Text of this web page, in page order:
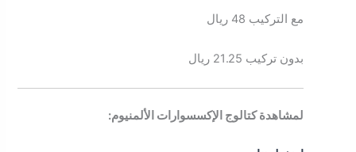
مع التركيب 48 ريال
بدون تركيب 21.25 ريال
لمشاهدة كتالوج الإكسسوارات الألمنيوم: